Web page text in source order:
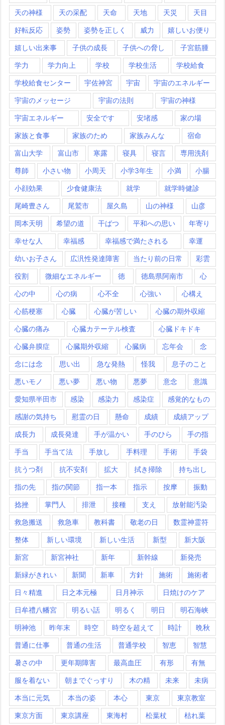
天の神様 天の采配 天命 天地 天災 天目
好転反応 姿勢 姿勢を正しく 威力 嬉しいお便り
嬉しい出来事 子供の成長 子供への脅し 子宮筋腫
学力 学力向上 学校 学校生活 学校給食
学校給食センター 宇佐神宮 宇宙 宇宙のエネルギー
宇宙のメッセージ 宇宙の法則 宇宙の神様
宇宙エネルギー 安全です 安堵感 家の場
家族と食事 家族のため 家族みんな 宿命
富山大学 富山市 寒露 寝具 寝言 専用洗剤
尊師 小さい物 小周天 小学3年生 小満 小腸
小顔効果 少食健康法 就学 就学時健診
尾崎豊さん 尾鷲市 屋久島 山の神様 山彦
岡本天明 希望の道 干ばつ 平和への思い 年寄り
幸せな人 幸福感 幸福感で満たされる 幸運
幼いお子さん 広汎性発達障害 当たり前の日常 彩雲
役割 微細なエネルギー 徳 徳島県阿南市 心
心の中 心の病 心不全 心強い 心構え
心筋梗塞 心臓 心臓が苦しい 心臓の期外収縮
心臓の痛み 心臓カテーテル検査 心臓ドキドキ
心臓弁膜症 心臓期外収縮 心臓病 忘年会 念
念には念 思い出 急な発熱 怪我 息子のこと
悪いモノ 悪い夢 悪い物 悪夢 意念 意識
愛知県半田市 感染 感染力 感染症 感覚的なもの
感謝の気持ち 慰霊の日 懸命 成績 成績アップ
成長力 成長発達 手が温かい 手のひら 手の指
手当 手当て法 手放し 手料理 手術 手袋
抗うつ剤 抗不安剤 拡大 拭き掃除 持ち出し
指の先 指の関節 指一本 指示 按摩 振動
捻挫 掌門人 排泄 接種 支え 放射能汚染
救急搬送 救急車 教科書 敬老の日 数霊神霊符
整体 新しい環境 新しい生活 新型 新大阪
新宮 新宮神社 新年 新幹線 新発売
新緑がきれい 新聞 新車 方針 施術 施術者
日々精進 日之本元極 日月神示 日焼けのケア
日牟禮八幡宮 明るい話 明るく 明日 明石海峡
明神池 昨年末 時空 時空を超えて 時計 晩秋
普通に仕事 普通の生活 普通学校 智恵 智慧
暑さの中 更年期障害 最高血圧 有形 有無
服を着ない 朝までぐっすり 木の精 未来 未病
本当に元気 本当の姿 本心 東京 東京教室
東京方面 東京講座 東海村 松葉杖 枯れ葉